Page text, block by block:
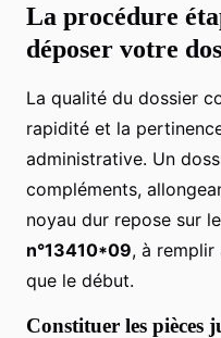
La procédure
déposer votre
La qualité du dossier
rapidité et la
administrative. Un
compléments,
noyau dur repose sur
n°13410*09, à remplir
que le début.
Constituer les pièces